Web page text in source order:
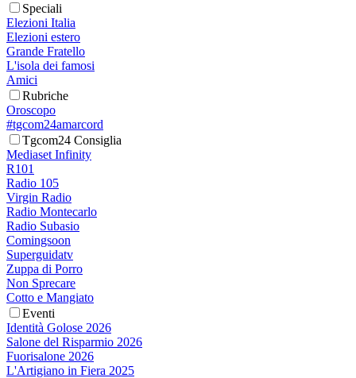
Speciali
Elezioni Italia
Elezioni estero
Grande Fratello
L'isola dei famosi
Amici
Rubriche
Oroscopo
#tgcom24amarcord
Tgcom24 Consiglia
Mediaset Infinity
R101
Radio 105
Virgin Radio
Radio Montecarlo
Radio Subasio
Comingsoon
Superguidatv
Zuppa di Porro
Non Sprecare
Cotto e Mangiato
Eventi
Identità Golose 2026
Salone del Risparmio 2026
Fuorisalone 2026
L'Artigiano in Fiera 2025